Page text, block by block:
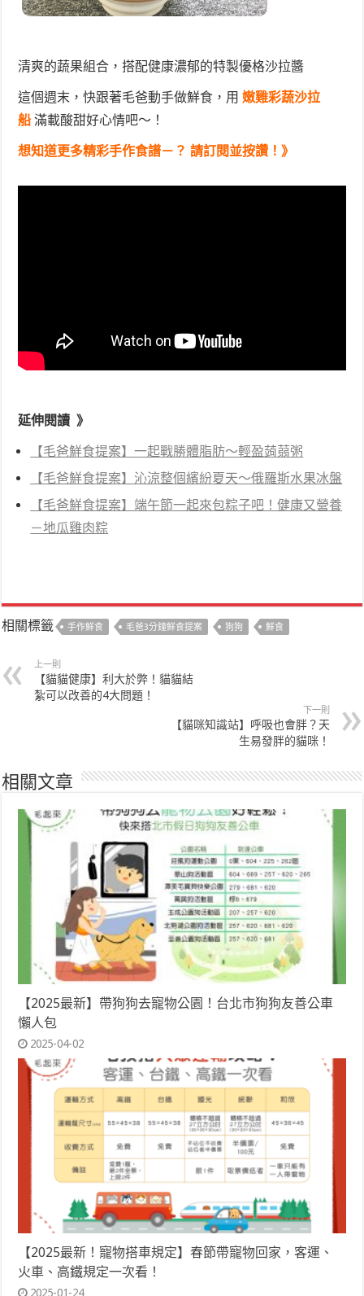
清爽的蔬果組合，搭配健康濃郁的特製優格沙拉醬
這個週末，快跟著毛爸動手做鮮食，用嫩雞彩蔬沙拉
船滿載酸甜好心情吧～！
想知道更多精彩手作食譜－？ 請訂閱並按讚！》
延伸閱讀 》
【毛爸鮮食提案】一起戰勝體脂肪～輕盈蒟蒻粥
【毛爸鮮食提案】沁涼整個繽紛夏天～俄羅斯水果冰盤
【毛爸鮮食提案】端午節一起來包粽子吧！健康又營養
－地瓜雞肉粽
相關標籤 手作鮮食 毛爸3分鐘鮮食提案 狗狗 鮮食
上一則
【貓貓健康】利大於弊！貓貓結
紮可以改善的4大問題！
下一則
【貓咪知識站】呼吸也會胖？天
生易發胖的貓咪！
相關文章
【2025最新】帶狗狗去寵物公園！台北市狗狗友善公車
懶人包
2025-04-02
【2025最新！寵物搭車規定】春節帶寵物回家，客運、
火車、高鐵規定一次看！
2025-01-24